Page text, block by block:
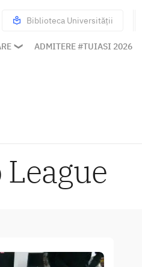
Biblioteca Universității
ADMITERE #TUIASI 2026